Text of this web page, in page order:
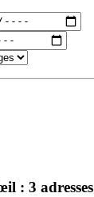
: 3 adresses